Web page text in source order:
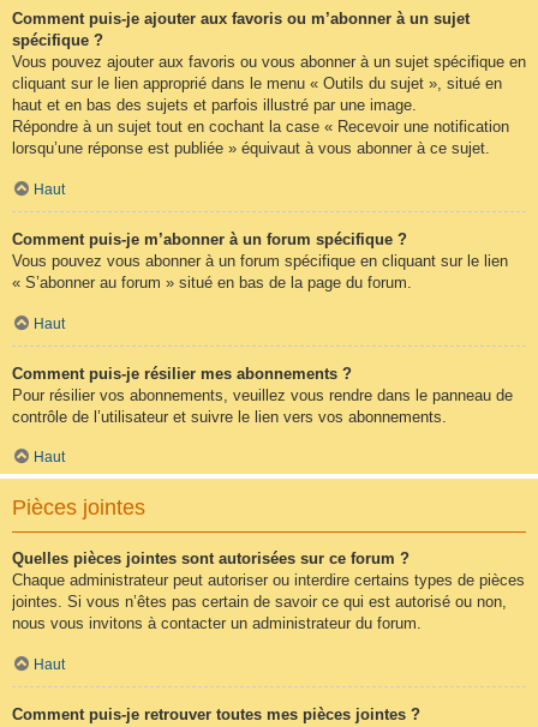
Comment puis-je ajouter aux favoris ou m’abonner à un sujet
spécifique ?
Vous pouvez ajouter aux favoris ou vous abonner à un sujet spécifique en
cliquant sur le lien approprié dans le menu « Outils du sujet », situé en
haut et en bas des sujets et parfois illustré par une image.
Répondre à un sujet tout en cochant la case « Recevoir une notification
lorsqu’une réponse est publiée » équivaut à vous abonner à ce sujet.
Haut
Comment puis-je m’abonner à un forum spécifique ?
Vous pouvez vous abonner à un forum spécifique en cliquant sur le lien
« S’abonner au forum » situé en bas de la page du forum.
Haut
Comment puis-je résilier mes abonnements ?
Pour résilier vos abonnements, veuillez vous rendre dans le panneau de
contrôle de l’utilisateur et suivre le lien vers vos abonnements.
Haut
Pièces jointes
Quelles pièces jointes sont autorisées sur ce forum ?
Chaque administrateur peut autoriser ou interdire certains types de pièces
jointes. Si vous n’êtes pas certain de savoir ce qui est autorisé ou non,
nous vous invitons à contacter un administrateur du forum.
Haut
Comment puis-je retrouver toutes mes pièces jointes ?